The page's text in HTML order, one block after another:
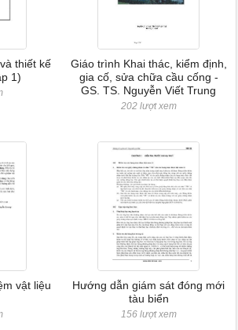
thiết kế
1)
Giáo trình Khai thác, kiểm định,
gia cố, sửa chữa cầu cống -
GS. TS. Nguyễn Viết Trung
202 lượt xem
vật liệu
Hướng dẫn giám sát đóng mới
tàu biển
156 lượt xem